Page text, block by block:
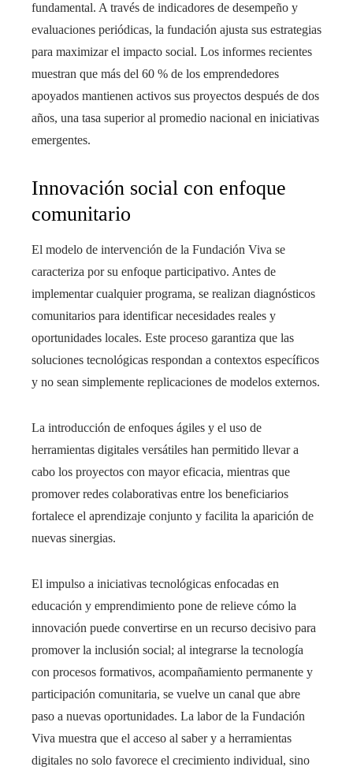
fundamental. A través de indicadores de desempeño y
evaluaciones periódicas, la fundación ajusta sus estrategias
para maximizar el impacto social. Los informes recientes
muestran que más del 60 % de los emprendedores
apoyados mantienen activos sus proyectos después de dos
años, una tasa superior al promedio nacional en iniciativas
emergentes.
Innovación social con enfoque
comunitario
El modelo de intervención de la Fundación Viva se
caracteriza por su enfoque participativo. Antes de
implementar cualquier programa, se realizan diagnósticos
comunitarios para identificar necesidades reales y
oportunidades locales. Este proceso garantiza que las
soluciones tecnológicas respondan a contextos específicos
y no sean simplemente replicaciones de modelos externos.
La introducción de enfoques ágiles y el uso de
herramientas digitales versátiles han permitido llevar a
cabo los proyectos con mayor eficacia, mientras que
promover redes colaborativas entre los beneficiarios
fortalece el aprendizaje conjunto y facilita la aparición de
nuevas sinergias.
El impulso a iniciativas tecnológicas enfocadas en
educación y emprendimiento pone de relieve cómo la
innovación puede convertirse en un recurso decisivo para
promover la inclusión social; al integrarse la tecnología
con procesos formativos, acompañamiento permanente y
participación comunitaria, se vuelve un canal que abre
paso a nuevas oportunidades. La labor de la Fundación
Viva muestra que el acceso al saber y a herramientas
digitales no solo favorece el crecimiento individual, sino